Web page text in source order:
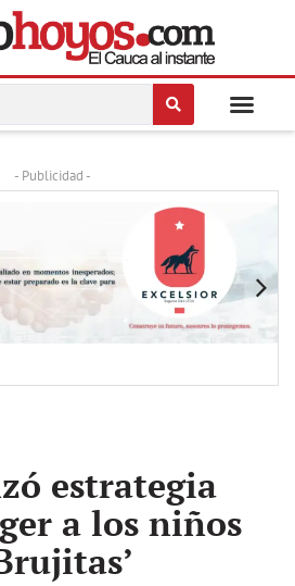
- Publicidad -
estrategia
a los niños